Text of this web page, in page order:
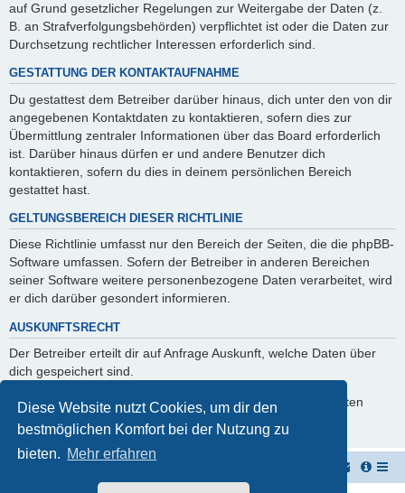
Diese Website nutzt Cookies, um dir den
bestmöglichen Komfort bei der Nutzung zu
bieten. Mehr erfahren
auf Grund gesetzlicher Regelungen zur Weitergabe der Daten (z.
B. an Strafverfolgungsbehörden) verpflichtet ist oder die Daten zur
Durchsetzung rechtlicher Interessen erforderlich sind.
GESTATTUNG DER KONTAKTAUFNAHME
Du gestattest dem Betreiber darüber hinaus, dich unter den von dir
angegebenen Kontaktdaten zu kontaktieren, sofern dies zur
Übermittlung zentraler Informationen über das Board erforderlich
ist. Darüber hinaus dürfen er und andere Benutzer dich
kontaktieren, sofern du dies in deinem persönlichen Bereich
gestattet hast.
GELTUNGSBEREICH DIESER RICHTLINIE
Diese Richtlinie umfasst nur den Bereich der Seiten, die die phpBB-
Software umfassen. Sofern der Betreiber in anderen Bereichen
seiner Software weitere personenbezogene Daten verarbeitet, wird
er dich darüber gesondert informieren.
AUSKUNFTSRECHT
Der Betreiber erteilt dir auf Anfrage Auskunft, welche Daten über
dich gespeichert sind.
Du kannst jederzeit die Löschung bzw. Sperrung deiner Daten
verlangen. Kontaktiere hierzu bitte den Betreiber.